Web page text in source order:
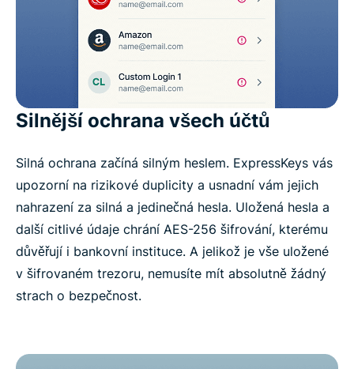
Silnější ochrana všech účtů
Silná ochrana začíná silným heslem. ExpressKeys vás
upozorní na rizikové duplicity a usnadní vám jejich
nahrazení za silná a jedinečná hesla. Uložená hesla a
další citlivé údaje chrání AES-256 šifrování, kterému
důvěřují i bankovní instituce. A jelikož je vše uložené
v šifrovaném trezoru, nemusíte mít absolutně žádný
strach o bezpečnost.